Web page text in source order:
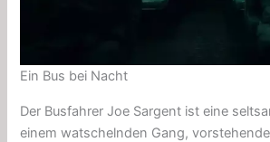
Ein Bus bei Nacht
Der Busfahrer Joe Sargent ist eine
einem watschelnden Gang,